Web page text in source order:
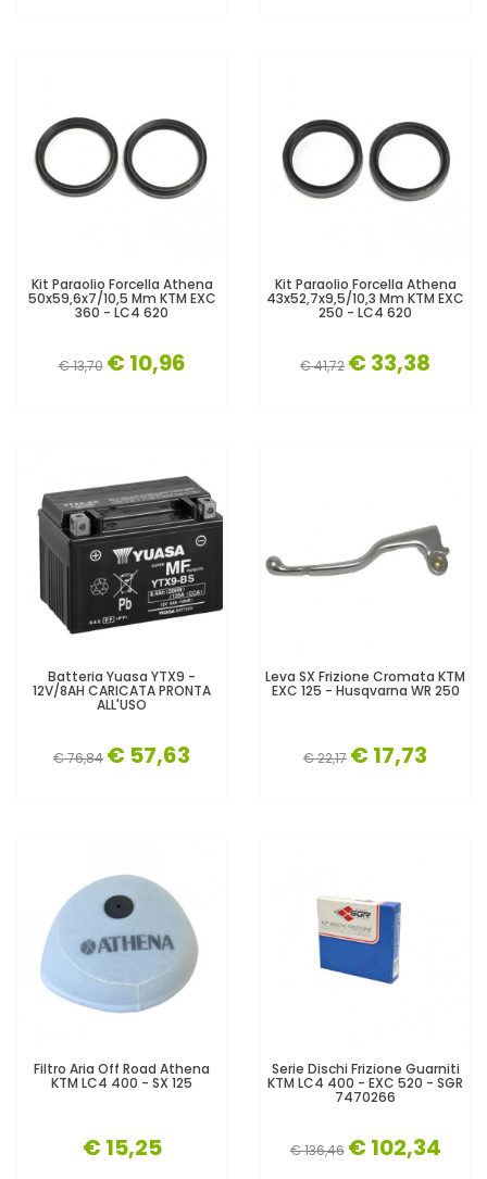
Kit Paraolio Forcella Athena
50x59,6x7/10,5 Mm KTM EXC
360 - LC4 620
€ 13,70 € 10,96
Kit Paraolio Forcella Athena
43x52,7x9,5/10,3 Mm KTM EXC
250 - LC4 620
€ 41,72 € 33,38
Batteria Yuasa YTX9 -
12V/8AH CARICATA PRONTA
ALL'USO
€ 76,84 € 57,63
Leva SX Frizione Cromata KTM
EXC 125 - Husqvarna WR 250
€ 22,17 € 17,73
Filtro Aria Off Road Athena
KTM LC4 400 - SX 125
€ 15,25
Serie Dischi Frizione Guarniti
KTM LC4 400 - EXC 520 - SGR
7470266
€ 136,46 € 102,34